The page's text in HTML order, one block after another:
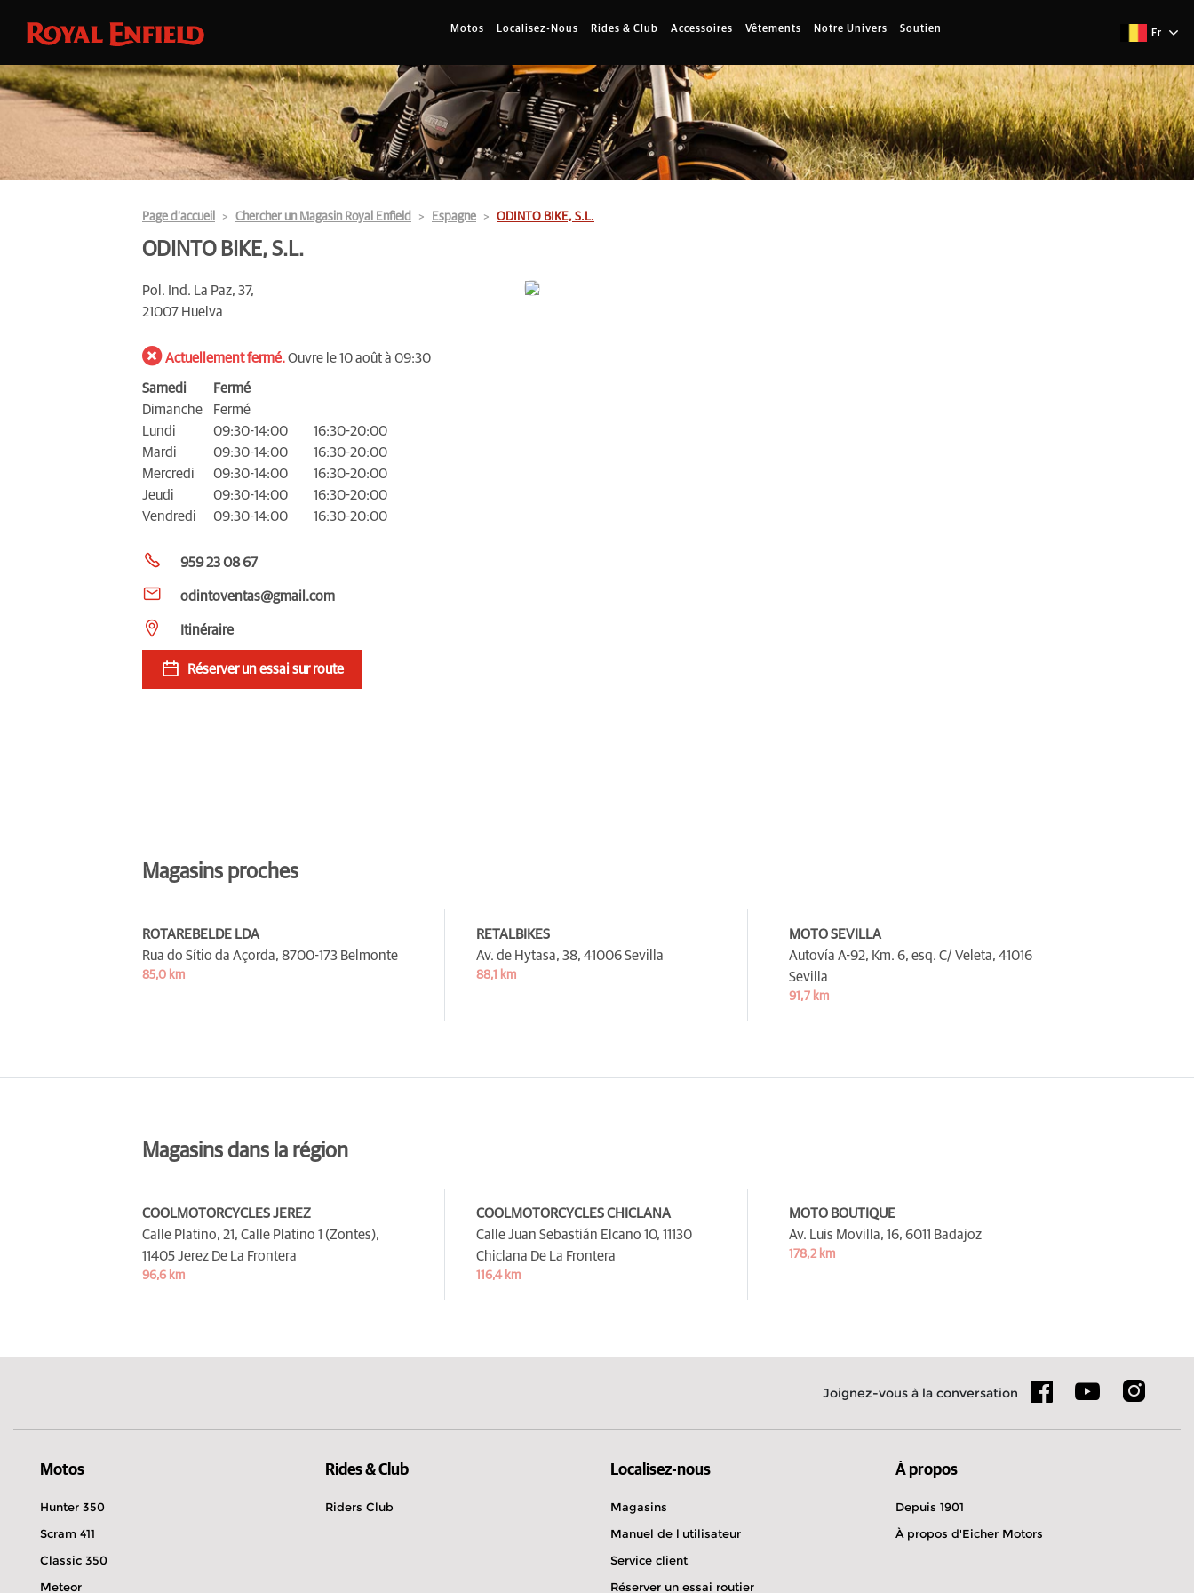
Motos Localisez-Nous Rides & Club Accessoires Vêtements Notre Univers Soutien Fr
Page d’accueil Chercher un Magasin Royal Enfield Espagne ODINTO BIKE, S.L.
ODINTO BIKE, S.L.
Pol. Ind. La Paz, 37,
21007 Huelva
Actuellement fermé.Ouvre le 10 août à 09:30
Samedi
Fermé
Dimanche
Fermé
Lundi
09:30-14:00
16:30-20:00
Mardi
09:30-14:00
16:30-20:00
Mercredi
09:30-14:00
16:30-20:00
Jeudi
09:30-14:00
16:30-20:00
Vendredi
09:30-14:00 16:30-20:00
959 23 08 67
odintoventas@gmail.com
Itinéraire
Réserver un essai sur route
Magasins proches
ROTAREBELDE LDA
Rua do Sítio da Açorda, 8700-173 Belmonte
85,0 km
RETALBIKES
Av. de Hytasa, 38, 41006 Sevilla
88,1 km
MOTO SEVILLA
Autovía A-92, Km. 6, esq. C/ Veleta, 41016
Sevilla
91,7 km
Magasins dans la région
COOLMOTORCYCLES JEREZ
Calle Platino, 21, Calle Platino 1 (Zontes),
11405 Jerez De La Frontera
96,6 km
COOLMOTORCYCLES CHICLANA
Calle Juan Sebastián Elcano 10, 11130
Chiclana De La Frontera
116,4 km
MOTO BOUTIQUE
Av. Luis Movilla, 16, 6011 Badajoz
178,2 km
Joignez-vous à la conversation
Motos
Hunter 350
Scram 411
Classic 350
Meteor
Rides & Club
Riders Club
Localisez-nous
Magasins
Manuel de l'utilisateur
Service client
Réserver un essai routier
À propos
Depuis 1901
À propos d'Eicher Motors